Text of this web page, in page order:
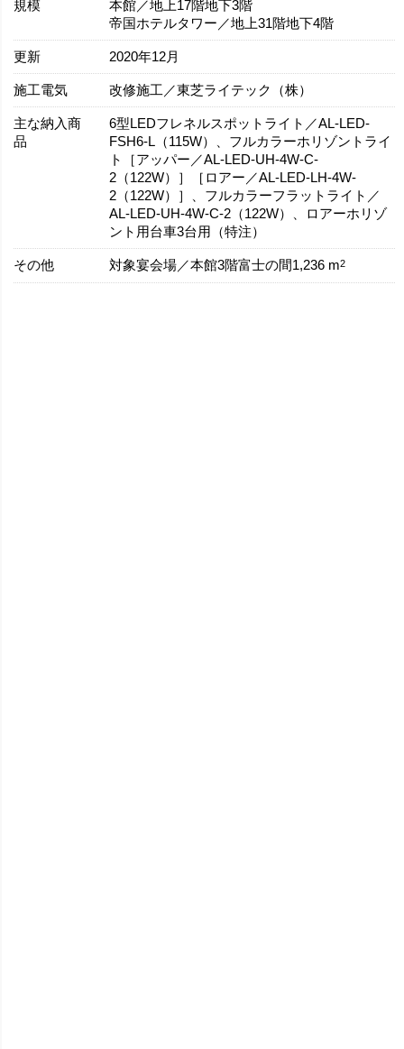
規模
本館／地上17階地下3階
帝国ホテルタワー／地上31階地下4階
更新 2020年12月
施工電気 改修施工／東芝ライテック（株）
主な納入商
品
6型LEDフレネルスポットライト／AL-LED-
FSH6-L（115W）、フルカラーホリゾントライ
ト［アッパー／AL-LED-UH-4W-C-
2（122W）］［ロアー／AL-LED-LH-4W-
2（122W）］、フルカラーフラットライト／
AL-LED-UH-4W-C-2（122W）、ロアーホリゾ
ント用台車3台用（特注）
その他 対象宴会場／本館3階富士の間1,236 m2